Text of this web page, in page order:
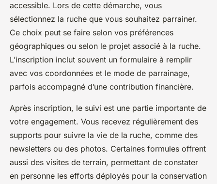
accessible. Lors de cette démarche, vous
sélectionnez la ruche que vous souhaitez parrainer.
Ce choix peut se faire selon vos préférences
géographiques ou selon le projet associé à la ruche.
L’inscription inclut souvent un formulaire à remplir
avec vos coordonnées et le mode de parrainage,
parfois accompagné d’une contribution financière.
Après inscription, le suivi est une partie importante de
votre engagement. Vous recevez régulièrement des
supports pour suivre la vie de la ruche, comme des
newsletters ou des photos. Certaines formules offrent
aussi des visites de terrain, permettant de constater
en personne les efforts déployés pour la conservation